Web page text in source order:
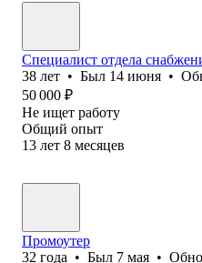
Специалист отдела
38 лет • Был 14 июня •
50 000 ₽
Не ищет работу
Общий опыт
13 лет 8 месяцев
Промоутер
32 года • Был 7 мая •